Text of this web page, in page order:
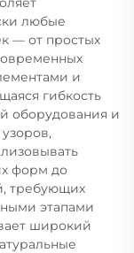
любые
— от простых
и
гибкость
оборудования и
форм до
требующих
этапами
широкий